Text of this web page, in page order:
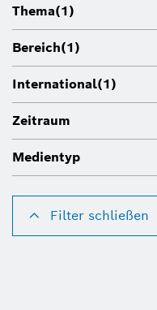
Thema(1)
Bereich(1)
International(1)
Zeitraum
Medientyp
Filter schließen